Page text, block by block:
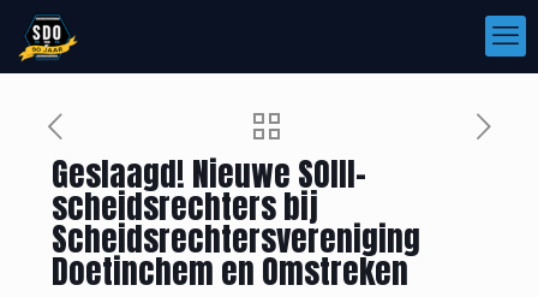
Geslaagd! Nieuwe SOIII-
scheidsrechters bij
Scheidsrechtersvereniging
Doetinchem en Omstreken